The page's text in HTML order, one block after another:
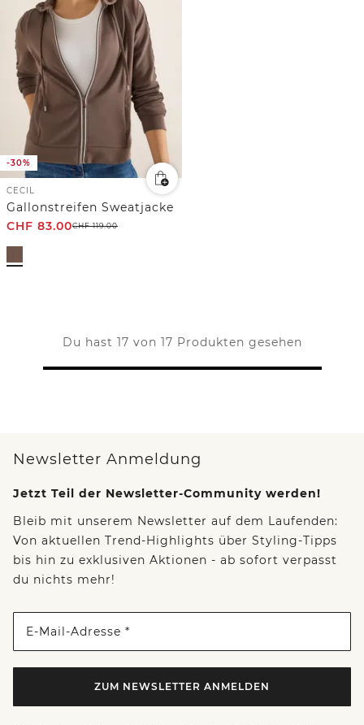
-30%
CECIL
Gallonstreifen Sweatjacke
CHF 83.00CHF119.00
Du hast 17 von 17 Produkten gesehen
Newsletter Anmeldung
Jetzt Teil der Newsletter-Community werden!
Bleib mit unserem Newsletter auf dem Laufenden:
Von aktuellen Trend-Highlights über Styling-Tipps
bis hin zu exklusiven Aktionen - ab sofort verpasst
du nichts mehr!
E-Mail-Adresse *
ZUM NEWSLETTER ANMELDEN